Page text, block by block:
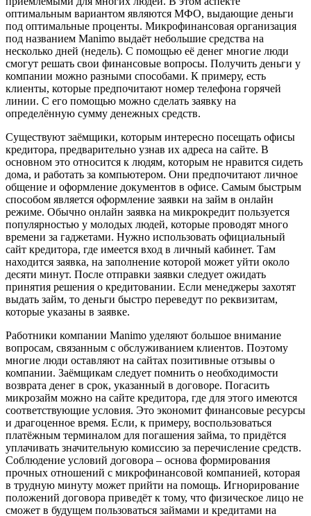
оптимальным вариантом являются МФО, выдающие деньги
под оптимальные проценты. Микрофинансовая организация
под названием Manimo выдаёт небольшие средства на
несколько дней (недель). С помощью её денег многие люди
смогут решать свои финансовые вопросы. Получить деньги у
компании можно разными способами. К примеру, есть
клиенты, которые предпочитают номер телефона горячей
линии. С его помощью можно сделать заявку на
определённую сумму денежных средств.
Существуют заёмщики, которым интересно посещать офисы
кредитора, предварительно узнав их адреса на сайте. В
основном это относится к людям, которым не нравится сидеть
дома, и работать за компьютером. Они предпочитают личное
общение и оформление документов в офисе. Самым быстрым
способом является оформление заявки на займ в онлайн
режиме. Обычно онлайн заявка на микрокредит пользуется
популярностью у молодых людей, которые проводят много
времени за гаджетами. Нужно использовать официальный
сайт кредитора, где имеется вход в личный кабинет. Там
находится заявка, на заполнение которой может уйти около
десяти минут. После отправки заявки следует ожидать
принятия решения о кредитовании. Если менеджеры захотят
выдать займ, то деньги быстро переведут по реквизитам,
которые указаны в заявке.
Работники компании Manimo уделяют большое внимание
вопросам, связанным с обслуживанием клиентов. Поэтому
многие люди оставляют на сайтах позитивные отзывы о
компании. Заёмщикам следует помнить о необходимости
возврата денег в срок, указанный в договоре. Погасить
микрозайм можно на сайте кредитора, где для этого имеются
соответствующие условия. Это экономит финансовые ресурсы
и драгоценное время. Если, к примеру, воспользоваться
платёжным терминалом для погашения займа, то придётся
уплачивать значительную комиссию за перечисление средств.
Соблюдение условий договора – основа формирования
прочных отношений с микрофинансовой компанией, которая
в трудную минуту может прийти на помощь. Игнорирование
положений договора приведёт к тому, что физическое лицо не
сможет в будущем пользоваться займами и кредитами на